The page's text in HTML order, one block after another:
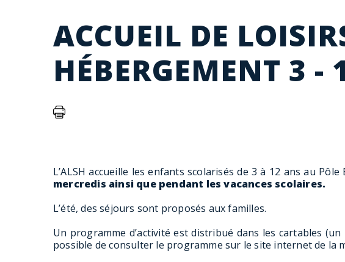
ACCUEIL DE
HÉBERGEMENT 3 -
L’ALSH accueille les enfants scolarisés de 3 à 12 ans au
mercredis ainsi que pendant les vacances scolaires.
L’été, des séjours sont proposés aux familles.
Un programme d’activité est distribué dans les cartables
possible de consulter le programme sur le site internet de la